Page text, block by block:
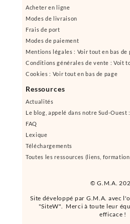
© G.M.A.
Site développé par G.M.A. avec
"SiteW". Merci à toute leur
efficace !
Acheter en ligne
Modes de livraison
Frais de port
Modes de paiement
Mentions légales : Voir tout en bas de
Conditions générales de vente : Voit
Cookies : Voir tout en bas de page
Ressources
Actualités
Le blog, appelé dans notre Sud-Ouest
FAQ
Lexique
Téléchargements
Toutes les ressources (liens,